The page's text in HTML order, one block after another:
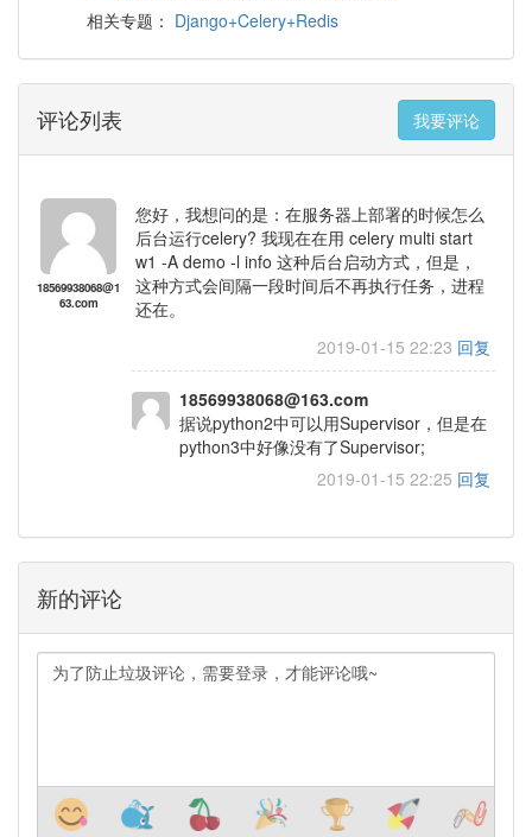
相关专题： Django+Celery+Redis
评论列表 我要评论
18569938068@1
63.com
您好，我想问的是：在服务器上部署的时候怎么
后台运行celery? 我现在在用 ⁣celery multi start
w1 -A demo -l info 这种后台启动方式，但是，
这种方式会间隔一段时间后不再执行任务，进程
还在。
2019-01-15 22:23 回复
18569938068@163.com
据说python2中可以用⁣Supervisor，但是在
python3中好像没有了⁣Supervisor;
2019-01-15 22:25 回复
新的评论